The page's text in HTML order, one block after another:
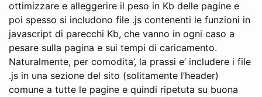
ottimizzare e alleggerire il peso in Kb delle pagine e
poi spesso si includono file .js contenenti le funzioni in
javascript di parecchi Kb, che vanno in ogni caso a
pesare sulla pagina e sui tempi di caricamento.
Naturalmente, per comodita’, la prassi e’ includere i file
.js in una sezione del sito (solitamente l’header)
comune a tutte le pagine e quindi ripetuta su buona